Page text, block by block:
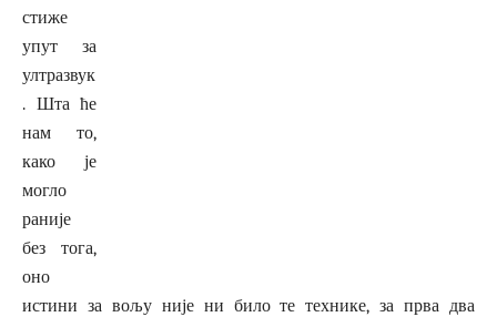
стиже
упут за
ултразвук
. Шта ће
нам то,
како је
могло
раније
без тога,
оно
истини за вољу није ни било те технике, за прва два